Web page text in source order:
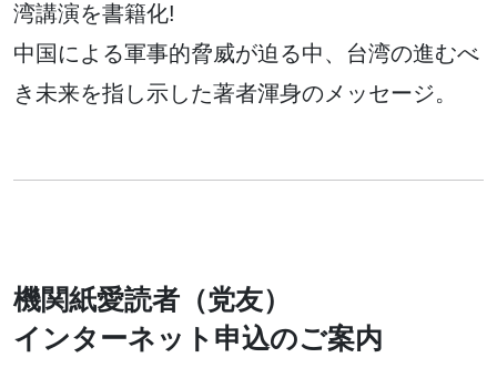
湾講演を書籍化!
中国による軍事的脅威が迫る中、台湾の進むべ
き未来を指し示した著者渾身のメッセージ。
機関紙愛読者（党友）
インターネット申込のご案内